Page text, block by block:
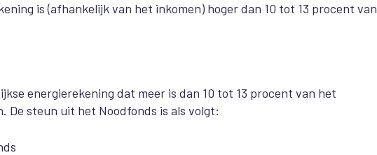
is (afhankelijk van het inkomen) hoger dan 10 tot 13 procent van
energierekening dat meer is dan 10 tot 13 procent van het
De steun uit het Noodfonds is als volgt: